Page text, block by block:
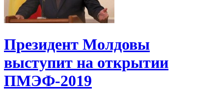
Президент Молдовы
выступит на открытии
ПМЭФ-2019